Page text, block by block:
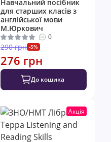
Навчальний посібник
для старших класів з
англійської мови
М.Юркович
0
290 грн -5%
276 грн
До кошика
Акція